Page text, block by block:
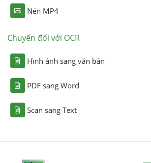
Nén MP4
Chuyển đổi với OCR
Hình ảnh sang văn bản
PDF sang Word
Scan sang Text